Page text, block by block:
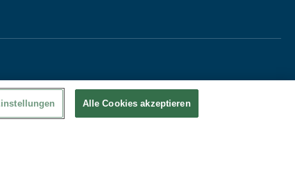
Alle Cookies akzeptieren